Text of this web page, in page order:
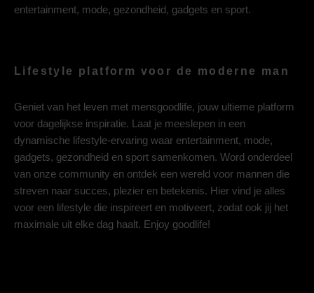
entertainment, mode, gezondheid, gadgets en sport.
Lifestyle platform voor de moderne man
Geniet van het leven met mensgoodlife, jouw ultieme platform
voor dagelijkse inspiratie. Laat je meeslepen in een
dynamische lifestyle-ervaring waar entertainment, mode,
gadgets, gezondheid en sport samenkomen. Word onderdeel
van onze community en ontdek een wereld voor mannen die
streven naar succes, plezier en betekenis. Hier vind je alles
voor een lifestyle die inspireert en motiveert, zodat ook jij het
maximale uit elke dag haalt. Enjoy goodlife!